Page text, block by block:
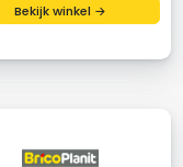
Bekijk winkel →